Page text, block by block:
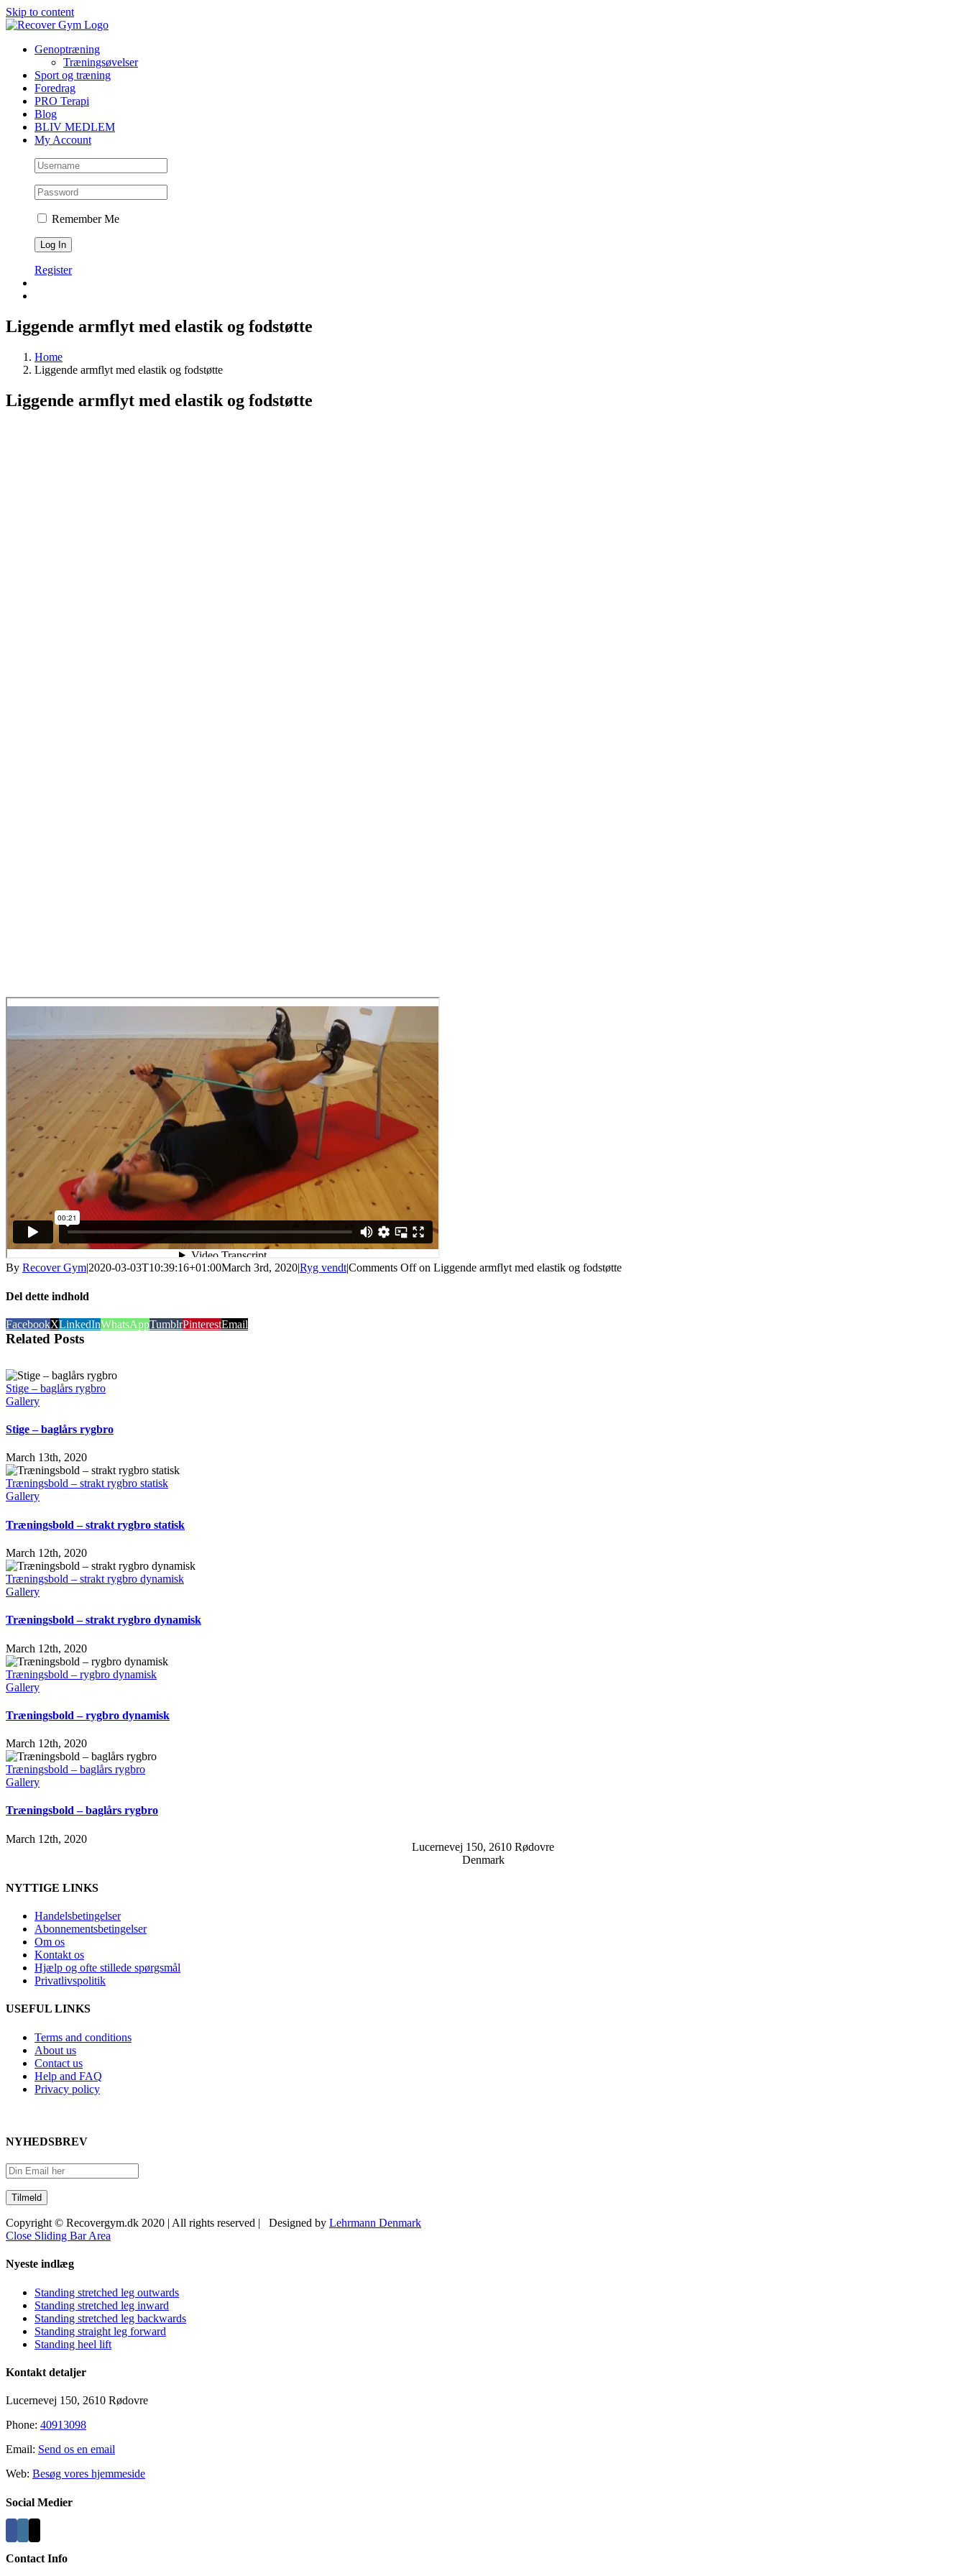
Skip to content
Genoptræning
Træningsøvelser
Sport og træning
Foredrag
PRO Terapi
Blog
BLIV MEDLEM
My Account
Remember Me
Register
Liggende armflyt med elastik og fodstøtte
Home
Liggende armflyt med elastik og fodstøtte
Liggende armflyt med elastik og fodstøtte
By Recover Gym|2020-03-03T10:39:16+01:00March 3rd, 2020|Ryg vendt|Comments Offon Liggende armflyt med elastik og fodstøtte
Del dette indhold
FacebookXLinkedInWhatsAppTumblrPinterestEmail
Related Posts
Stige – baglårs rygbro
Gallery
Stige – baglårs rygbro
March 13th, 2020
Træningsbold – strakt rygbro statisk
Gallery
Træningsbold – strakt rygbro statisk
March 12th, 2020
Træningsbold – strakt rygbro dynamisk
Gallery
Træningsbold – strakt rygbro dynamisk
March 12th, 2020
Træningsbold – rygbro dynamisk
Gallery
Træningsbold – rygbro dynamisk
March 12th, 2020
Træningsbold – baglårs rygbro
Gallery
Træningsbold – baglårs rygbro
March 12th, 2020
Lucernevej 150, 2610 Rødovre
Denmark
NYTTIGE LINKS
Handelsbetingelser
Abonnementsbetingelser
Om os
Kontakt os
Hjælp og ofte stillede spørgsmål
Privatlivspolitik
USEFUL LINKS
Terms and conditions
About us
Contact us
Help and FAQ
Privacy policy
NYHEDSBREV
Copyright © Recovergym.dk 2020 | All rights reserved | Designed by Lehrmann Denmark
Close Sliding Bar Area
Nyeste indlæg
Standing stretched leg outwards
Standing stretched leg inward
Standing stretched leg backwards
Standing straight leg forward
Standing heel lift
Kontakt detaljer
Lucernevej 150, 2610 Rødovre
Phone: 40913098
Email: Send os en email
Web: Besøg vores hjemmeside
Social Medier
Contact Info